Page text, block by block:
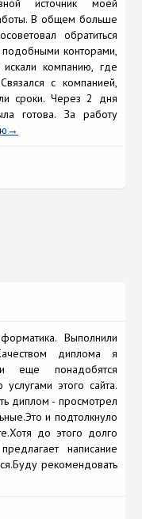
источник моей
В общем больше
обратиться
конторами,
компанию, где
с компанией,
сроки. Через 2 дня
готова. За работу
Выполнили
диплома я
еще понадобятся
этого сайта.
диплом - просмотрел
и подтолкнуло
до этого долго
написание
рекомендовать